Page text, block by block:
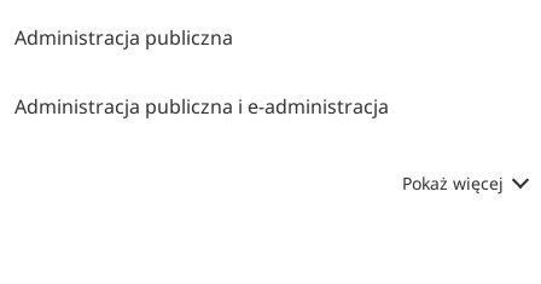
Administracja publiczna
Administracja publiczna i e-administracja
Pokaż więcej